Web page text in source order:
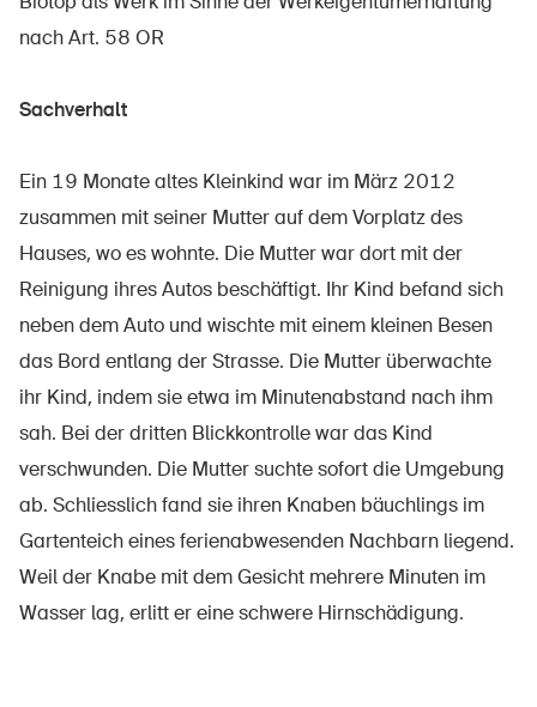
Über die BFU
Medien
Kampagnen
Bestellen & herunterladen
Kurse & Veranstaltungen
Rechtsfragen & Gerichtsentscheide
Sicherheitsdelegierte & Gemeinden
Kontakt & Beratung
nach Art. 58 OR
Sachverhalt
Ein 19 Monate altes Kleinkind war im März 2012
zusammen mit seiner Mutter auf dem Vorplatz des
Hauses, wo es wohnte. Die Mutter war dort mit der
Reinigung ihres Autos beschäftigt. Ihr Kind befand sich
neben dem Auto und wischte mit einem kleinen Besen
das Bord entlang der Strasse. Die Mutter überwachte
ihr Kind, indem sie etwa im Minutenabstand nach ihm
sah. Bei der dritten Blickkontrolle war das Kind
verschwunden. Die Mutter suchte sofort die Umgebung
ab. Schliesslich fand sie ihren Knaben bäuchlings im
Gartenteich eines ferienabwesenden Nachbarn liegend.
Weil der Knabe mit dem Gesicht mehrere Minuten im
Wasser lag, erlitt er eine schwere Hirnschädigung.